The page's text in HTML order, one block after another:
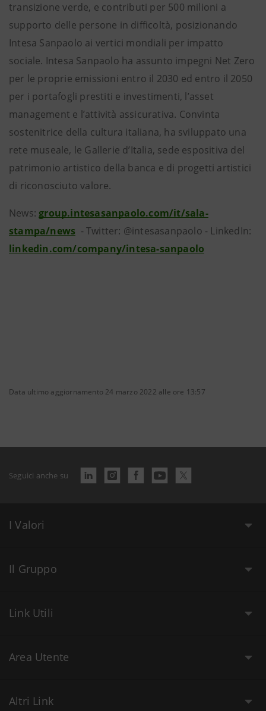
transizione verde, e contributi per 500 milioni a
supporto delle persone in difficoltà, posizionando
Intesa Sanpaolo ai vertici mondiali per impatto
sociale. Intesa Sanpaolo ha assunto impegni Net Zero
per le proprie emissioni entro il 2030 ed entro il 2050
per i portafogli prestiti e investimenti, l’asset
management e l’attività assicurativa. Convinta
sostenitrice della cultura italiana, ha sviluppato una
rete museale, le Gallerie d’Italia, sede espositiva del
patrimonio artistico della banca e di progetti artistici
di riconosciuto valore.
News: group.intesasanpaolo.com/it/sala-
stampa/news - Twitter: @intesasanpaolo - LinkedIn:
linkedin.com/company/intesa-sanpaolo
Data ultimo aggiornamento 24 marzo 2022 alle ore 13:57
Seguici anche su
I Valori
Il Gruppo
Link Utili
Area Utente
Altri Link